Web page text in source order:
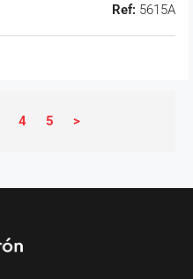
Ref: 5615A
4 5 >